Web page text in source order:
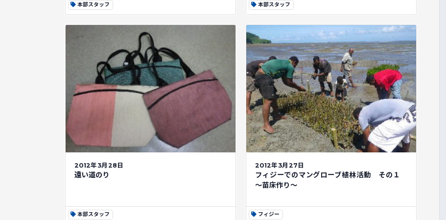
本部スタッフ 本部スタッフ
2012年3月28日
遠い道のり
本部スタッフ
2012年3月27日
フィジーでのマングローブ植林活動 その１
～苗床作り～
フィジー